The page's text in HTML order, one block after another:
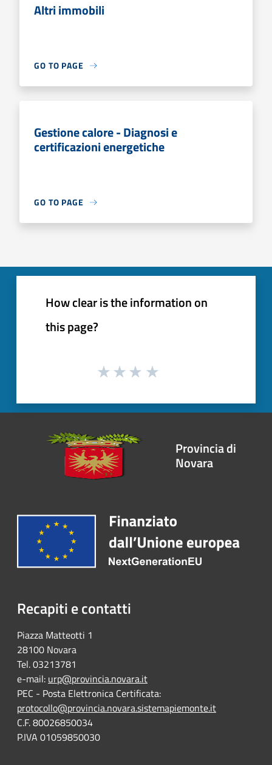
Altri immobili
GO TO PAGE
Gestione calore - Diagnosi e
certificazioni energetiche
GO TO PAGE
How clear is the information on
this page?
Provincia di
Novara
Recapiti e contatti
Piazza Matteotti 1
28100 Novara
Tel. 03213781
e-mail: urp@provincia.novara.it
PEC - Posta Elettronica Certificata:
protocollo@provincia.novara.sistemapiemonte.it
C.F. 80026850034
P.IVA 01059850030